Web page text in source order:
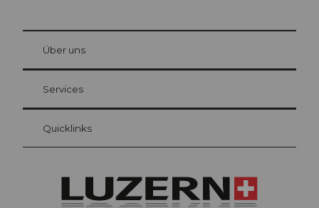
Gästekarte Luzern
Ihre Vorteile als Übernachtungsgast
at Bre
Über uns
Services
Quicklinks